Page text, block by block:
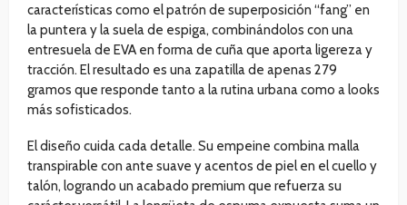
características como el patrón de superposición “fang” en
la puntera y la suela de espiga, combinándolos con una
entresuela de EVA en forma de cuña que aporta ligereza y
tracción. El resultado es una zapatilla de apenas 279
gramos que responde tanto a la rutina urbana como a looks
más sofisticados.
El diseño cuida cada detalle. Su empeine combina malla
transpirable con ante suave y acentos de piel en el cuello y
talón, logrando un acabado premium que refuerza su